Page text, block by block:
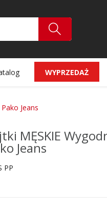
WYPRZEDAŻ
Jeans
MĘSKIE
Jeans
PP